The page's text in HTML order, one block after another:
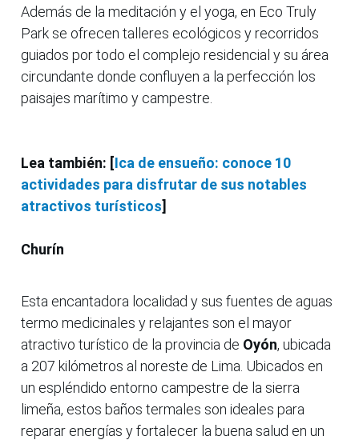
Además de la meditación y el yoga, en Eco Truly
Park se ofrecen talleres ecológicos y recorridos
guiados por todo el complejo residencial y su área
circundante donde confluyen a la perfección los
paisajes marítimo y campestre.
Lea también: [Ica de ensueño: conoce 10
actividades para disfrutar de sus notables
atractivos turísticos]
Churín
Esta encantadora localidad y sus fuentes de aguas
termo medicinales y relajantes son el mayor
atractivo turístico de la provincia de Oyón, ubicada
a 207 kilómetros al noreste de Lima. Ubicados en
un espléndido entorno campestre de la sierra
limeña, estos baños termales son ideales para
reparar energías y fortalecer la buena salud en un